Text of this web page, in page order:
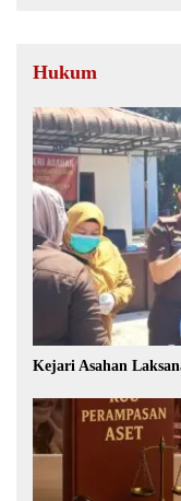
Hukum
Kejari Asahan